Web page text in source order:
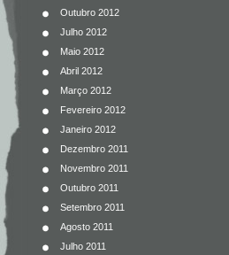
Outubro 2012
Julho 2012
Maio 2012
Abril 2012
Março 2012
Fevereiro 2012
Janeiro 2012
Dezembro 2011
Novembro 2011
Outubro 2011
Setembro 2011
Agosto 2011
Julho 2011